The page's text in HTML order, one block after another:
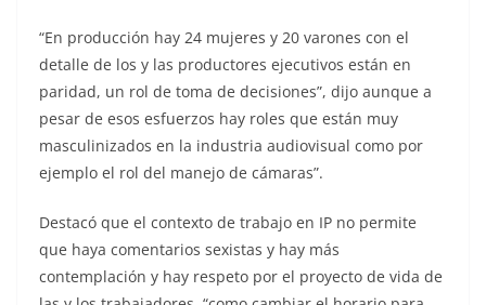
“En producción hay 24 mujeres y 20 varones con el
detalle de los y las productores ejecutivos están en
paridad, un rol de toma de decisiones”, dijo aunque a
pesar de esos esfuerzos hay roles que están muy
masculinizados en la industria audiovisual como por
ejemplo el rol del manejo de cámaras”.
Destacó que el contexto de trabajo en IP no permite
que haya comentarios sexistas y hay más
contemplación y hay respeto por el proyecto de vida de